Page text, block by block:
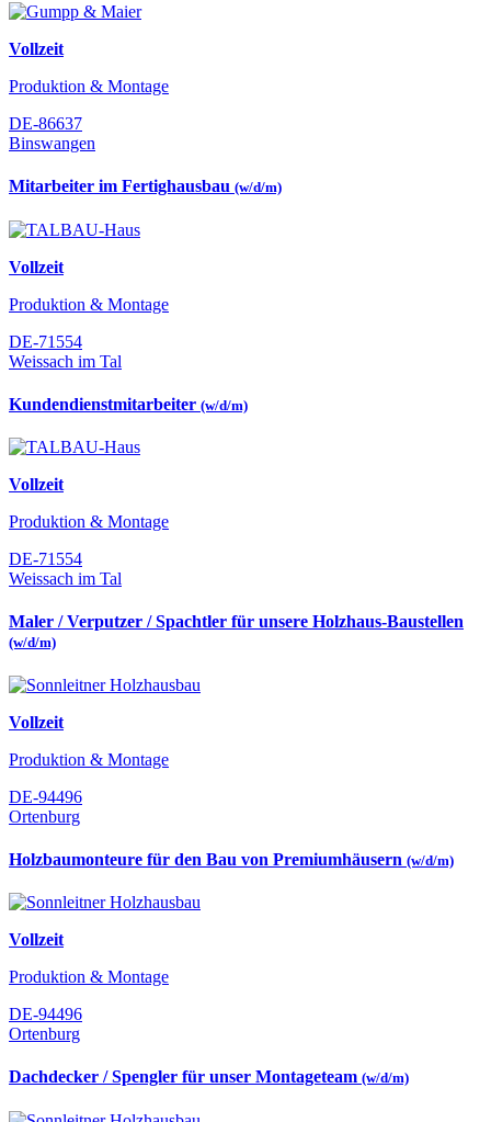
Vollzeit
Produktion & Montage
DE-86637
Binswangen
Mitarbeiter im Fertighausbau (w/d/m)
Vollzeit
Produktion & Montage
DE-71554
Weissach im Tal
Kundendienstmitarbeiter (w/d/m)
Vollzeit
Produktion & Montage
DE-71554
Weissach im Tal
Maler / Verputzer / Spachtler für unsere Holzhaus-Baustellen
(w/d/m)
Vollzeit
Produktion & Montage
DE-94496
Ortenburg
Holzbaumonteure für den Bau von Premiumhäusern (w/d/m)
Vollzeit
Produktion & Montage
DE-94496
Ortenburg
Dachdecker / Spengler für unser Montageteam (w/d/m)